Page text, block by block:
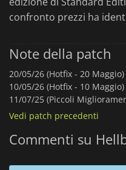
confronto prezzi ha
Note della patch
20/05/26 (Hotfix - 20 Maggio)
10/05/26 (Hotfix - 10 Maggio)
11/07/25 (Piccoli
Vedi patch precedenti
Commenti su